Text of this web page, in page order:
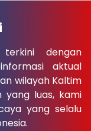
dengan
aktual
wilayah Kaltim
yang luas, kami
yang selalu